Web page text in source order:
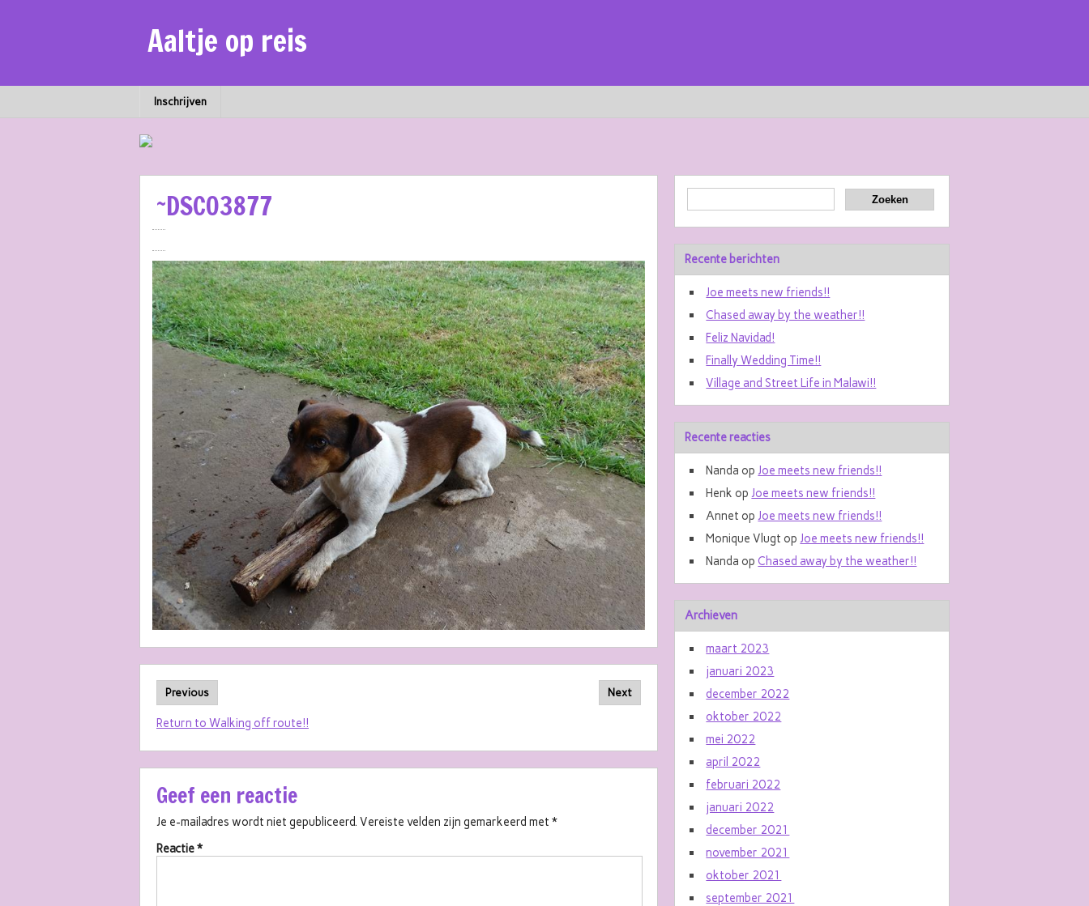
Aaltje op reis
Inschrijven
~DSC03877
Previous Next
Return to Walking off route!!
Geef een reactie
Je e-mailadres wordt niet gepubliceerd. Vereiste velden zijn gemarkeerd met *
Reactie*
Recente berichten
Joe meets new friends!!
Chased away by the weather!!
Feliz Navidad!
Finally Wedding Time!!
Village and Street Life in Malawi!!
Recente reacties
Nanda opJoe meets new friends!!
Henk opJoe meets new friends!!
Annet opJoe meets new friends!!
Monique Vlugt opJoe meets new friends!!
Nanda opChased away by the weather!!
Archieven
maart 2023
januari 2023
december 2022
oktober 2022
mei 2022
april 2022
februari 2022
januari 2022
december 2021
november 2021
oktober 2021
september 2021